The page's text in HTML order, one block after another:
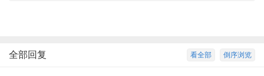
倒序浏览
看全部
全部回复